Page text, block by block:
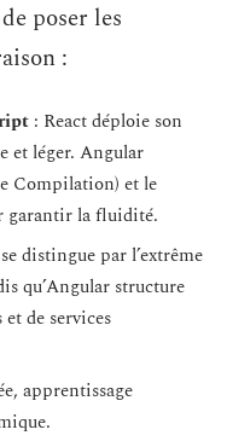
poser les
:
: React déploie son
et léger. Angular
Compilation) et le
garantir la fluidité.
distingue par l’extrême
qu’Angular structure
de services
apprentissage